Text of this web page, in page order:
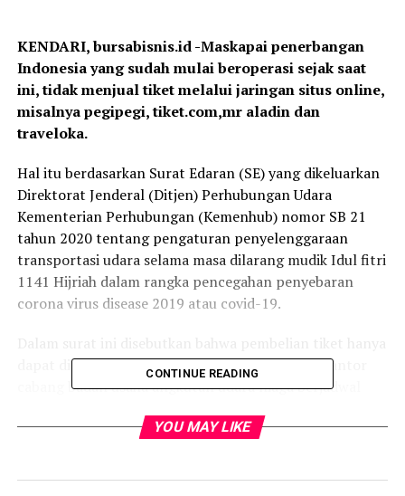
KENDARI, bursabisnis.id -Maskapai penerbangan
Indonesia yang sudah mulai beroperasi sejak saat
ini, tidak menjual tiket melalui jaringan situs online,
misalnya pegipegi, tiket.com,mr aladin dan
traveloka.
Hal itu berdasarkan Surat Edaran (SE) yang dikeluarkan
Direktorat Jenderal (Ditjen) Perhubungan Udara
Kementerian Perhubungan (Kemenhub) nomor SB 21
tahun 2020 tentang pengaturan penyelenggaraan
transportasi udara selama masa dilarang mudik Idul fitri
1141 Hijriah dalam rangka pencegahan penyebaran
corona virus disease 2019 atau covid-19.
dapat dilakukan melalui kantor pusat maupun kantor
cabang badan usaha angkutan udara niaga berjadwal
CONTINUE READING
YOU MAY LIKE